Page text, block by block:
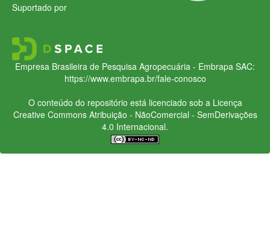
Suportado por
Empresa Brasileira de Pesquisa Agropecuária - Embrapa SAC:
https://www.embrapa.br/fale-conosco
O conteúdo do repositório está licenciado sob a Licença
Creative CommonsAtribuição - NãoComercial - SemDerivações
4.0 Internacional.